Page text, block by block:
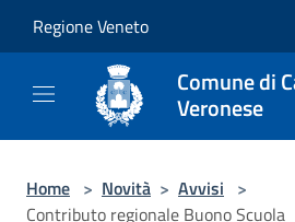
Regione Veneto
Comune di
Veronese
Home > Novità > Avvisi >
Contributo regionale Buono Scuola